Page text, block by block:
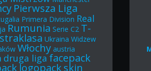
Pierwsza Liga
Primera Division Real
Rumunia Serie C2 T-
Ukraina Widzew
Włochy austria
druga ligafacepack
logopackskin